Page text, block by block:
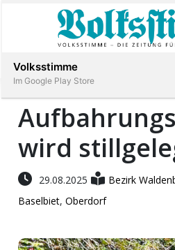
Immobilien
Veranstaltungen
Abonnieren
wird
29.08.2025 Bezirk
Baselbiet,Oberdorf
Volksstimme
Im Google Play Store